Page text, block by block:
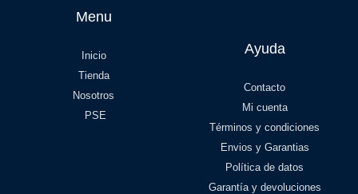
Menu
Inicio
Tienda
Nosotros
PSE
Ayuda
Contacto
Mi cuenta
Términos y condiciones
Envios y Garantias
Política de datos
Garantía y devoluciones